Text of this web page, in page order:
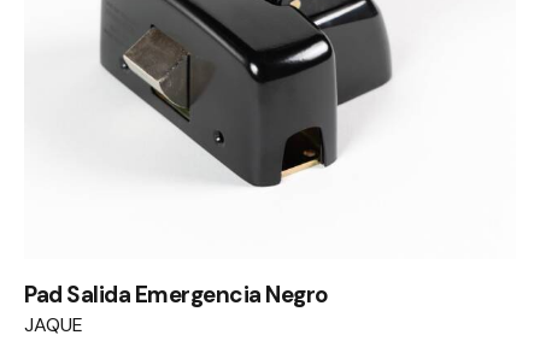
Pad Salida Emergencia Negro
JAQUE